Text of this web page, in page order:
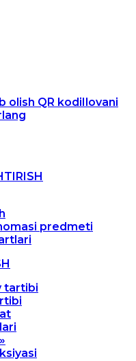
Ilovani
predmeti
tartibi